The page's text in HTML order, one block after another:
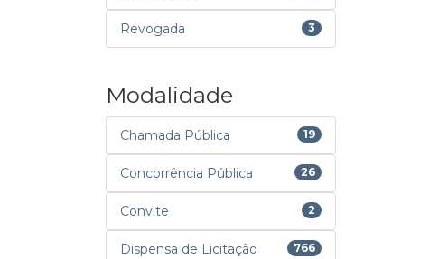
Revogada 3
Modalidade
Chamada Pública 19
Concorrência Pública 26
Convite 2
Dispensa de Licitação 766